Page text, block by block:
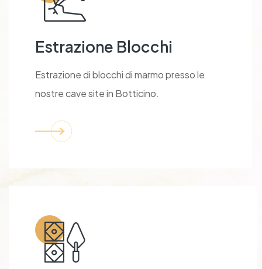
Estrazione Blocchi
Estrazione di blocchi di marmo presso le
nostre cave site in Botticino.